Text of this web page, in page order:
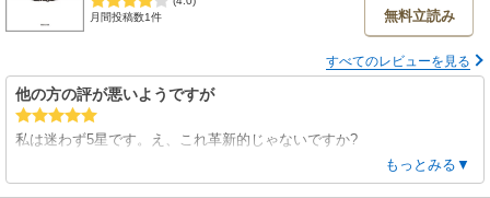
月間投稿数1件
無料立読み
すべてのレビューを見る
他の方の評が悪いようですが
私は迷わず5星です。え、これ革新的じゃないですか?
英訳して英語圏で出版してほしい。まあこっちで大工さんに弟子にして
くれと言ってしてくれるのかはわからないけど、ジムの考え方とかピカ
もっとみる▼